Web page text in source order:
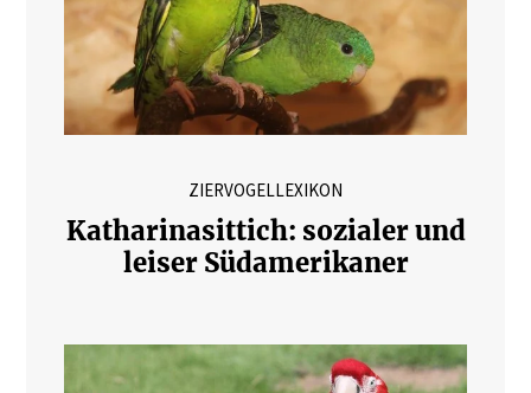
ZIERVOGELLEXIKON
Katharinasittich: sozialer und
leiser Südamerikaner